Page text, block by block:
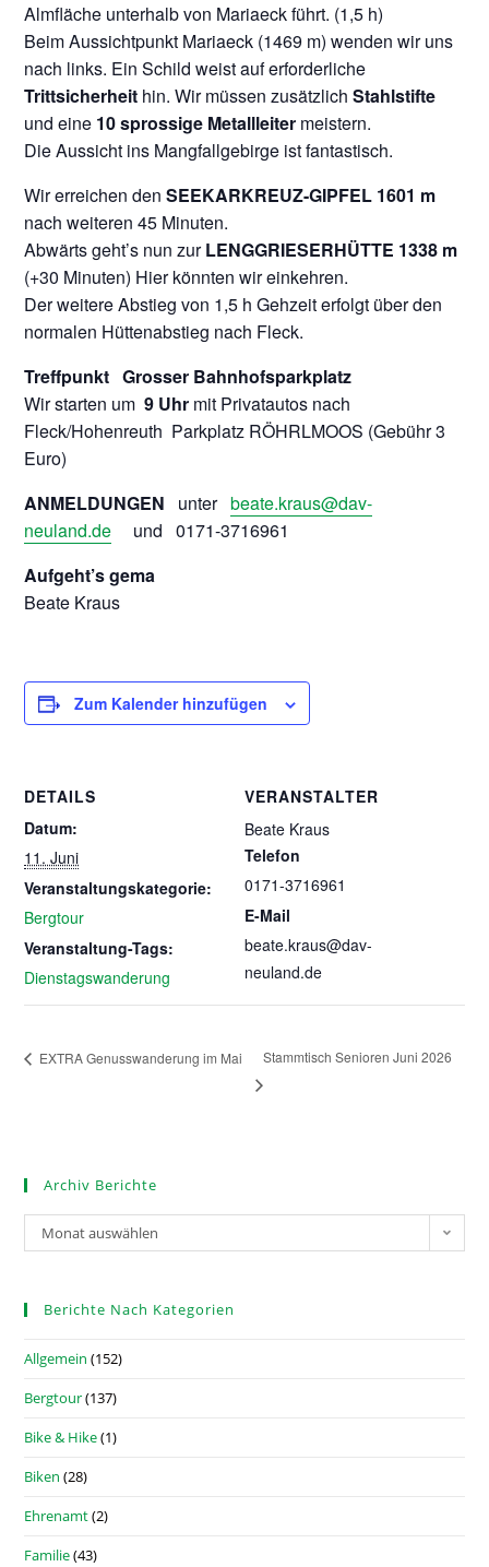
Almfläche unterhalb von Mariaeck führt. (1,5 h)
Beim Aussichtpunkt Mariaeck (1469 m) wenden wir uns
nach links. Ein Schild weist auf erforderliche
Trittsicherheit hin. Wir müssen zusätzlich Stahlstifte
und eine 10 sprossige Metallleiter meistern.
Die Aussicht ins Mangfallgebirge ist fantastisch.
Wir erreichen den SEEKARKREUZ-GIPFEL 1601 m
nach weiteren 45 Minuten.
Abwärts geht’s nun zurLENGGRIESERHÜTTE 1338 m
(+30 Minuten) Hier könnten wir einkehren.
Der weitere Abstieg von 1,5 h Gehzeit erfolgt über den
normalen Hüttenabstieg nach Fleck.
Treffpunkt Grosser Bahnhofsparkplatz
Wir starten um9 Uhr mit Privatautos nach
Fleck/Hohenreuth Parkplatz RÖHRLMOOS (Gebühr 3
Euro)
ANMELDUNGEN
unterbeate.kraus@dav-
neuland.de und 0171-3716961
Aufgeht’s gema
Beate Kraus
Zum Kalender hinzufügen
DETAILS
Datum:
11. Juni
Veranstaltungskategorie:
Bergtour
Veranstaltung-Tags:
Dienstagswanderung
VERANSTALTER
Beate Kraus
Telefon
0171-3716961
E-Mail
beate.kraus@dav-
neuland.de
EXTRA Genusswanderung im Mai Stammtisch Senioren Juni 2026
Archiv Berichte
Monat auswählen
Berichte Nach Kategorien
Allgemein (152)
Bergtour(137)
Bike & Hike(1)
Biken (28)
Ehrenamt(2)
Familie(43)